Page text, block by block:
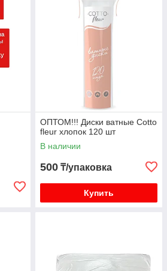
ОПТОМ!!! Диски ватные Cotto
fleur хлопок 120 шт
В наличии
500 ₸/упаковка
Купить